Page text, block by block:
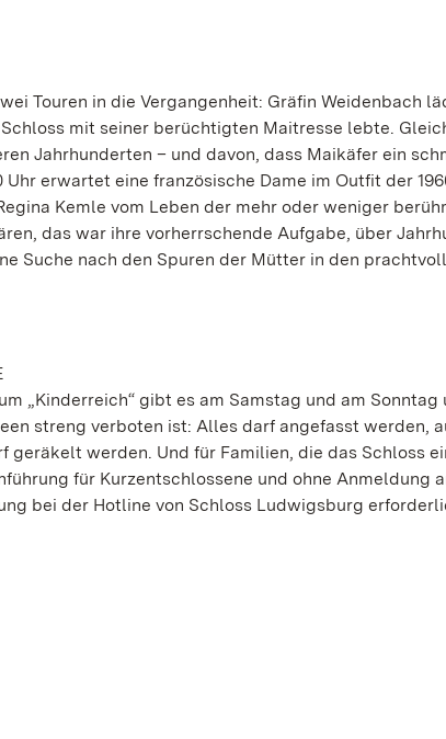
Touren in die Vergangenheit: Gräfin Weidenbach
mit seiner berüchtigten Maitresse lebte.
Jahrhunderten – und davon, dass Maikäfer ein
erwartet eine französische Dame im Outfit der
Kemle vom Leben der mehr oder weniger
das war ihre vorherrschende Aufgabe, über
Suche nach den Spuren der Mütter in den
„Kinderreich“ gibt es am Samstag und am Sonntag
streng verboten ist: Alles darf angefasst werden,
werden. Und für Familien, die das Schloss
für Kurzentschlossene und ohne Anmeldung
bei der Hotline von Schloss Ludwigsburg